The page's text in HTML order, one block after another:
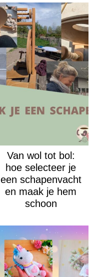
Van wol tot bol:
hoe selecteer je
een schapenvacht
en maak je hem
schoon